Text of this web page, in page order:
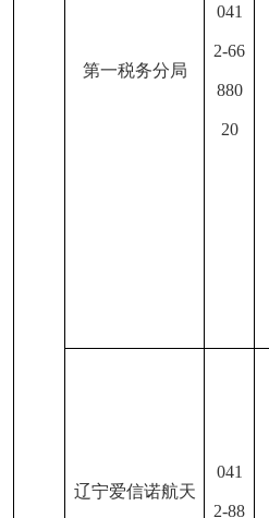
第一税务分局
041
2-66
880
20
辽宁爱信诺航天
041
2-88